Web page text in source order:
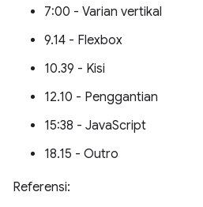
7:00 - Varian vertikal
9.14 - Flexbox
10.39 - Kisi
12.10 - Penggantian
15:38 - JavaScript
18.15 - Outro
Referensi: